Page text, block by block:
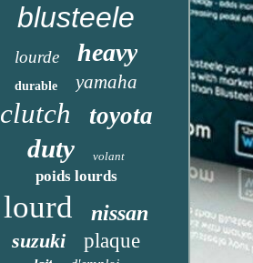
blusteele
lourde heavy
durable yamaha
clutch toyota
duty volant
poids lourds
lourd nissan
suzuki plaque